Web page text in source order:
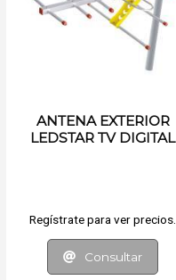
ANTENA EXTERIOR
LEDSTAR TV DIGITAL
Regístrate para ver precios.
Consultar